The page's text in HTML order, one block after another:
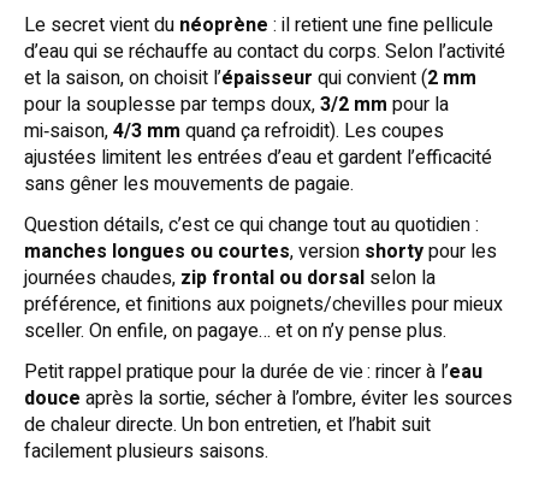
Le secret vient du néoprène : il retient une fine pellicule
d’eau qui se réchauffe au contact du corps. Selon l’activité
et la saison, on choisit l’épaisseur qui convient (2 mm
pour la souplesse par temps doux,3/2 mm pour la
mi‑saison,4/3 mm quand ça refroidit). Les coupes
ajustées limitent les entrées d’eau et gardent l’efficacité
sans gêner les mouvements de pagaie.
Question détails, c’est ce qui change tout au quotidien :
manches longues ou courtes, version shortypour les
journées chaudes, zip frontal ou dorsal selon la
préférence, et finitions aux poignets/chevilles pour mieux
sceller. On enfile, on pagaye… et on n’y pense plus.
Petit rappel pratique pour la durée de vie : rincer à l’eau
douce après la sortie, sécher à l’ombre, éviter les sources
de chaleur directe. Un bon entretien, et l’habit suit
facilement plusieurs saisons.